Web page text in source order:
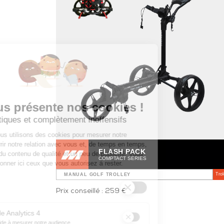
FLASH PACK
COMPTACT SERIES
MANUAL GOLF TROLLEY
Prix conseillé : 259 €